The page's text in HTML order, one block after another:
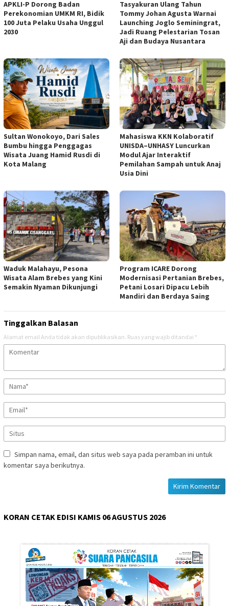
APKLI-P Dorong Badan
Perekonomian UMKM RI, Bidik
100 Juta Pelaku Usaha Unggul
2030
Tasyakuran Ulang Tahun
Tommy Johan Agusta Warnai
Launching Joglo Seminingrat,
Jadi Ruang Pelestarian Tosan
Aji dan Budaya Nusantara
Sultan Wonokoyo, Dari Sales
Bumbu hingga Penggagas
Wisata Juang Hamid Rusdi di
Kota Malang
Mahasiswa KKN Kolaboratif
UNISDA–UNHASY Luncurkan
Modul Ajar Interaktif
Pemilahan Sampah untuk Anaj
Usia Dini
Waduk Malahayu, Pesona
Wisata Alam Brebes yang Kini
Semakin Nyaman Dikunjungi
Program ICARE Dorong
Modernisasi Pertanian Brebes,
Petani Losari Dipacu Lebih
Mandiri dan Berdaya Saing
Tinggalkan Balasan
Alamat email Anda tidak akan dipublikasikan. Ruas yang wajib ditandai *
Simpan nama, email, dan situs web saya pada peramban ini untuk
komentar saya berikutnya.
KORAN CETAK EDISI KAMIS 06 AGUSTUS 2026